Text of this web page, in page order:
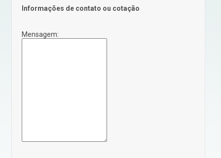
Informações de contato ou cotação
Mensagem: